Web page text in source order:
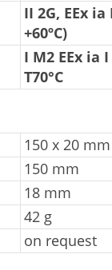
II 2G, EEx ia
+60ºC)
I M2 EEx ia
T70°C
150 x 20 mm
150 mm
18 mm
42 g
on request